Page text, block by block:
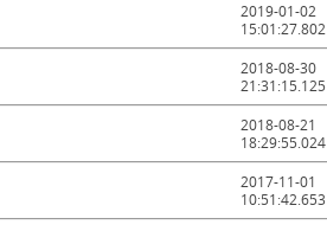
2019-01-02
15:01:27.802
2018-08-30
21:31:15.125
2018-08-21
18:29:55.024
2017-11-01
10:51:42.653